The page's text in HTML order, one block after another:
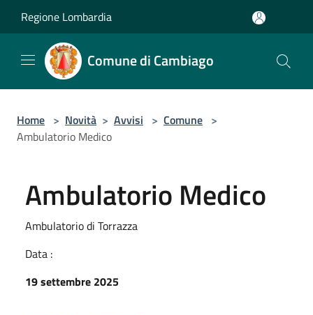
Regione Lombardia
Comune di Cambiago
Home > Novità > Avvisi > Comune >
Ambulatorio Medico
Ambulatorio Medico
Ambulatorio di Torrazza
Data :
19 settembre 2025